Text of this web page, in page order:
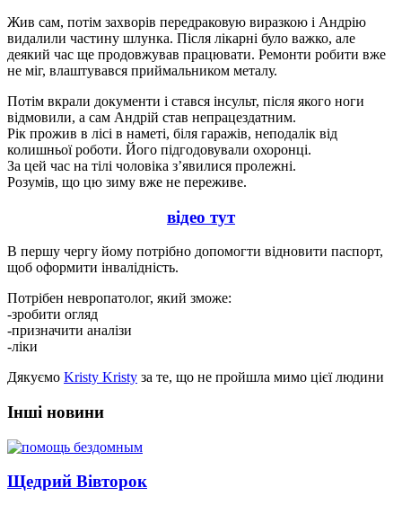
Жив сам, потім захворів передраковую виразкою і Андрію
видалили частину шлунка. Після лікарні було важко, але
деякий час ще продовжував працювати. Ремонти робити вже
не міг, влаштувався приймальником металу.
Потім вкрали документи і стався інсульт, після якого ноги
відмовили, а сам Андрій став непрацездатним.
Рік прожив в лісі в наметі, біля гаражів, неподалік від
колишньої роботи. Його підгодовували охоронці.
За цей час на тілі чоловіка з’явилися пролежні.
Розумів, що цю зиму вже не переживе.
відео тут
В першу чергу йому потрібно допомогти відновити паспорт,
щоб оформити інвалідність.
Потрібен невропатолог, який зможе:
-зробити огляд
-призначити аналізи
-ліки
Дякуємо Kristy Kristy за те, що не пройшла мимо цієї людини
Інші новини
Щедрий Вівторок